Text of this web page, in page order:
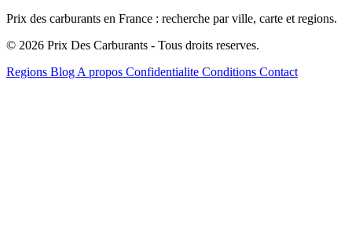
Prix des carburants en France : recherche par ville, carte et regions.
© 2026 Prix Des Carburants - Tous droits reserves.
Regions Blog A propos Confidentialite Conditions Contact